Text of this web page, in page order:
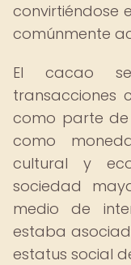
convirtiéndose
comúnmente
El cacao
transacciones
como parte de
como
cultural y
sociedad
medio de
estaba
estatus social